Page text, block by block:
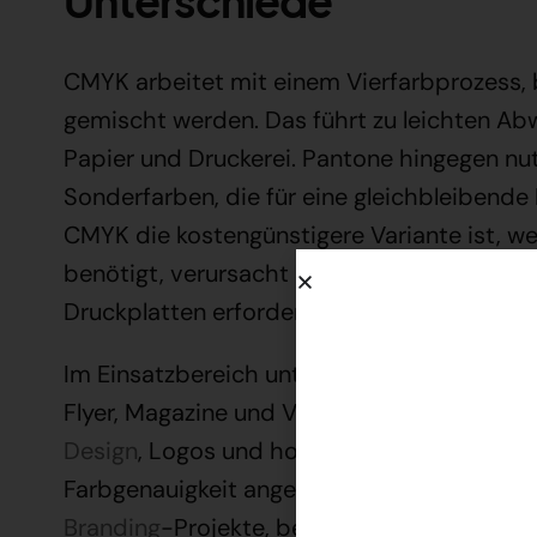
CMYK arbeitet mit einem
gemischt werden. Das führt zu leichten
Papier und Druckerei. Pantone hingegen
Sonderfarben, die für eine
CMYK die kostengünstigere Variante ist,
benötigt, verursacht Pantone höhere
Druckplatten erforderlich sind.
Im Einsatzbereich unterscheiden sich die
Flyer, Magazine und Verpackungen
Design, Logos und hochwertige
Farbgenauigkeit angewiesen ist, sollte
Branding-Projekte, bei denen jede Nuance